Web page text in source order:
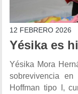
12 FEBRERO 2026
Yésika es
Yésika Mora
sobrevivencia
Hoffman tipo I,